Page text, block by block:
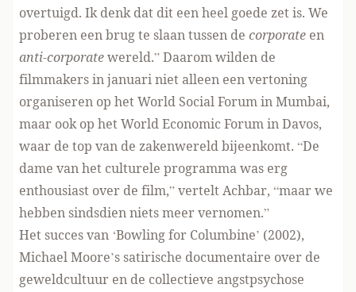
overtuigd. Ik denk dat dit een heel goede zet is. We
proberen een brug te slaan tussen de corporate en
anti-corporatewereld.” Daarom wilden de
filmmakers in januari niet alleen een vertoning
organiseren op het World Social Forum in Mumbai,
maar ook op het World Economic Forum in Davos,
waar de top van de zakenwereld bijeenkomt. “De
dame van het culturele programma was erg
enthousiast over de film,” vertelt Achbar, “maar we
hebben sindsdien niets meer vernomen.”
Het succes van ‘Bowling for Columbine’ (2002),
Michael Moore’s satirische documentaire over de
geweldcultuur en de collectieve angstpsychose